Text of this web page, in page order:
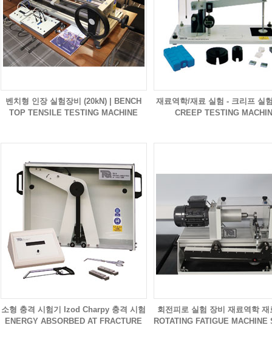
벤치형 인장 실험장비 (20kN) | BENCH
TOP TENSILE TESTING MACHINE
재료역학/재료 실험 - 크리프 실
CREEP TESTING
소형 충격 시험기 Izod Charpy 충격 시험
ENERGY ABSORBED AT FRACTURE
회전피로 실험 장비 재료역학 재
ROTATING FATIGUE MACHINE